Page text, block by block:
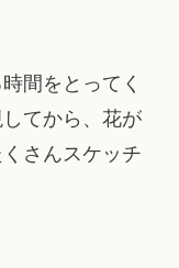
間をとってく
てから、花が
さんスケッチ